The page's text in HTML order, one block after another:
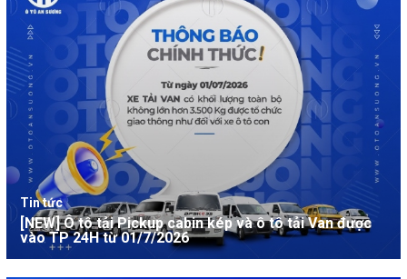
Tin tức
[NEW] Ô tô tải Pickup cabin kép và ô tô tải Van được
vào TP 24H từ 01/7/2026